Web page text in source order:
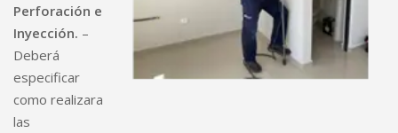
Perforación e
Inyección. –
Deberá
especificar
como realizara
las